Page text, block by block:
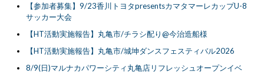
【参加者募集】9/23香川トヨタpresentsカマタマーレカップU-8
サッカー大会
【HT活動実施報告】丸亀市/チラシ配り@今治造船様
【HT活動実施報告】丸亀市/城坤ダンスフェスティバル2026
8/9(日)マルナカパワーシティ丸亀店リフレッシュオープンイベ